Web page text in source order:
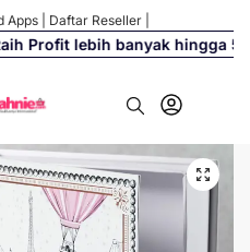
Apps Daftar Reseller
Profit lebih banyak hingga